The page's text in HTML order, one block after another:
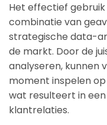
Het effectief
combinatie van
strategische data-
de markt. Door de
analyseren, kunnen
moment inspelen
wat resulteert in
klantrelaties.